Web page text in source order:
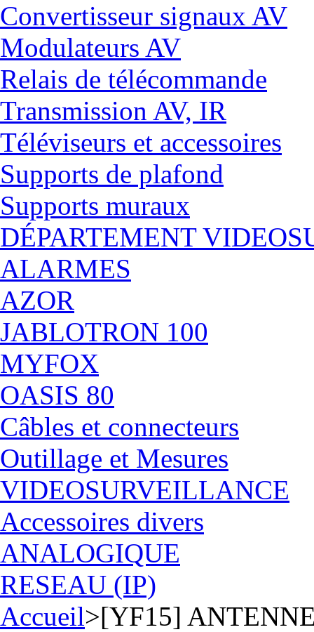
Convertisseur signaux AV
Modulateurs AV
Relais de télécommande
Transmission AV, IR
Téléviseurs et accessoires
Supports de plafond
Supports muraux
DÉPARTEMENT
ALARMES
AZOR
JABLOTRON 100
MYFOX
OASIS 80
Câbles et connecteurs
Outillage et Mesures
VIDEOSURVEILLANCE
Accessoires divers
ANALOGIQUE
RESEAU (IP)
Accueil>[YF15]